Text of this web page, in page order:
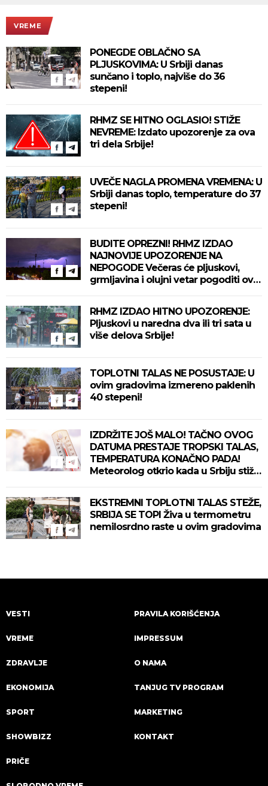
VREME
PONEGDE OBLAČNO SA
PLJUSKOVIMA: U Srbiji danas
sunčano i toplo, najviše do 36
stepeni!
RHMZ SE HITNO OGLASIO! STIŽE
NEVREME: Izdato upozorenje za ova
tri dela Srbije!
UVEČE NAGLA PROMENA VREMENA: U
Srbiji danas toplo, temperature do 37
stepeni!
BUDITE OPREZNI! RHMZ IZDAO
NAJNOVIJE UPOZORENJE NA
NEPOGODE Večeras će pljuskovi,
grmljavina i olujni vetar pogoditi ove
RHMZ IZDAO HITNO UPOZORENJE:
Pljuskovi u naredna dva ili tri sata u
više delova Srbije!
TOPLOTNI TALAS NE POSUSTAJE: U
ovim gradovima izmereno paklenih
40 stepeni!
IZDRŽITE JOŠ MALO! TAČNO OVOG
DATUMA PRESTAJE TROPSKI TALAS,
TEMPERATURA KONAČNO PADA!
Meteorolog otkrio kada u Srbiju stiže
EKSTREMNI TOPLOTNI TALAS STEŽE,
SRBIJA SE TOPI Živa u termometru
nemilosrdno raste u ovim gradovima
VESTI
VREME
ZDRAVLJE
EKONOMIJA
SPORT
SHOWBIZZ
PRIČE
PRAVILA KORIŠĆENJA
IMPRESSUM
O NAMA
TANJUG TV PROGRAM
MARKETING
KONTAKT